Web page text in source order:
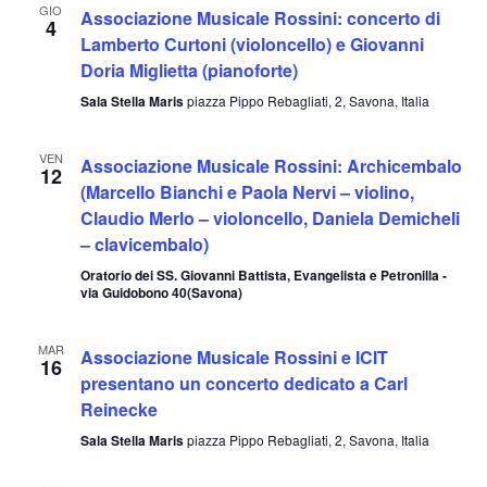
GIO
4
Associazione Musicale Rossini: concerto di
Lamberto Curtoni (violoncello) e Giovanni
Doria Miglietta (pianoforte)
Sala Stella Marispiazza Pippo Rebagliati, 2, Savona, Italia
VEN
12
Associazione Musicale Rossini: Archicembalo
(Marcello Bianchi e Paola Nervi – violino,
Claudio Merlo – violoncello, Daniela Demicheli
– clavicembalo)
Oratorio dei SS. Giovanni Battista, Evangelista e Petronilla -
via Guidobono 40(Savona)
MAR
16
Associazione Musicale Rossini e ICIT
presentano un concerto dedicato a Carl
Reinecke
Sala Stella Marispiazza Pippo Rebagliati, 2, Savona, Italia